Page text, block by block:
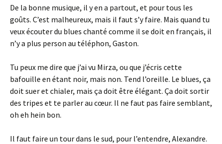
De la bonne musique, il y en a partout, et pour tous les
goûts. C’est malheureux, mais il faut s’y faire. Mais quand tu
veux écouter du blues chanté comme il se doit en français, il
n’y a plus person au téléphon, Gaston.
Tu peux me dire que j’ai vu Mirza, ou que j’écris cette
bafouille en étant noir, mais non. Tend l’oreille. Le blues, ça
doit suer et chialer, mais ça doit être élégant. Ça doit sortir
des tripes et te parler au cœur. Il ne faut pas faire semblant,
oh eh hein bon.
Il faut faire un tour dans le sud, pour l’entendre, Alexandre.